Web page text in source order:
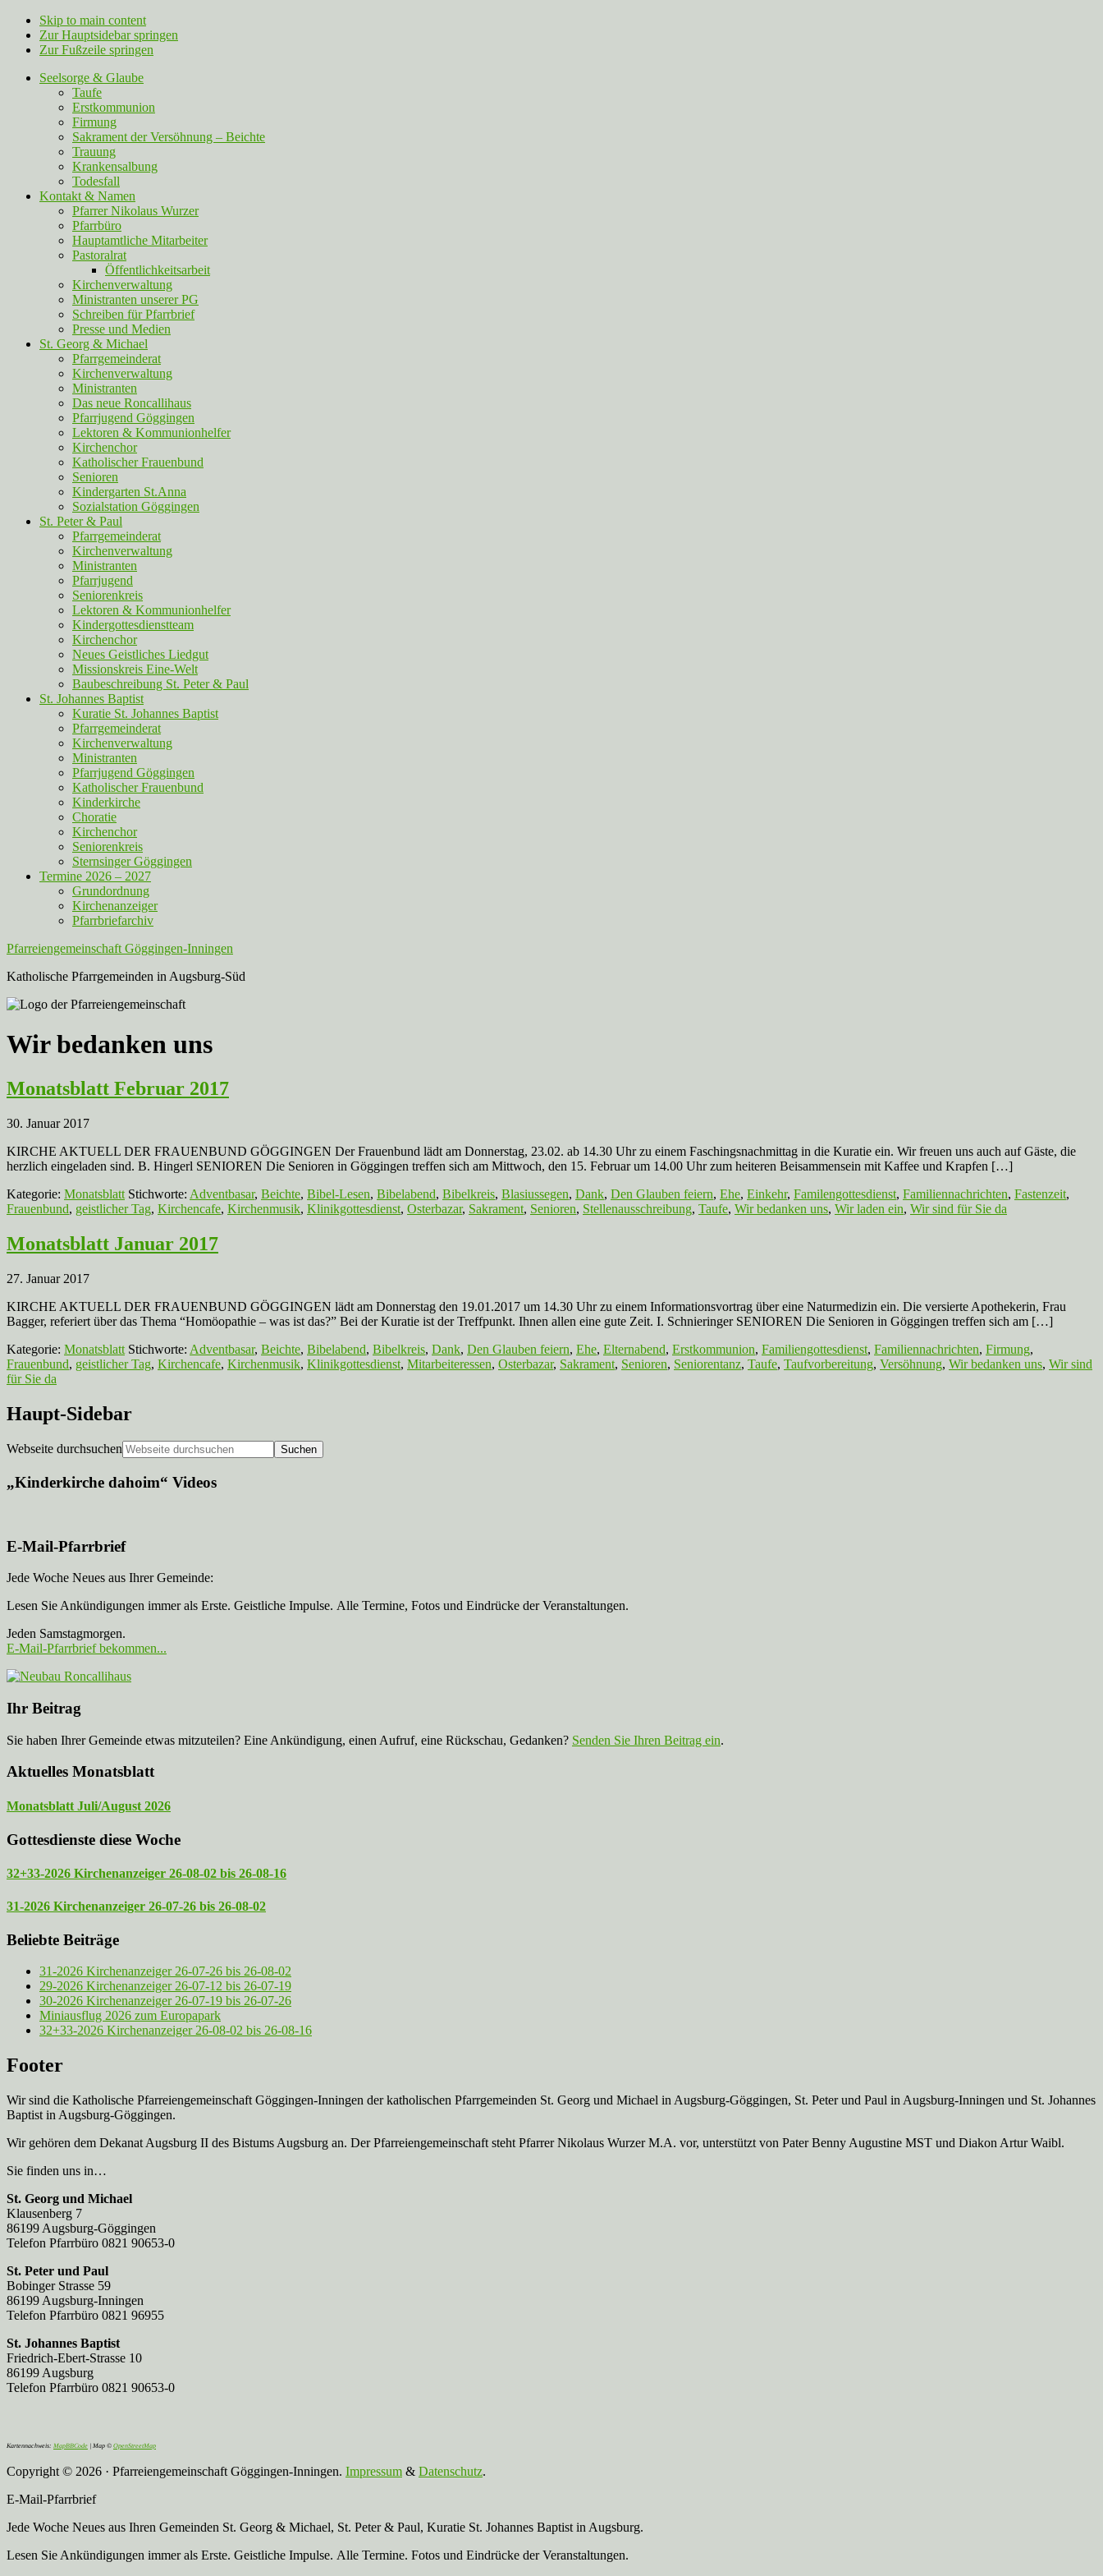
Skip to main content
Zur Hauptsidebar springen
Zur Fußzeile springen
Seelsorge & Glaube
Taufe
Erstkommunion
Firmung
Sakrament der Versöhnung – Beichte
Trauung
Krankensalbung
Todesfall
Kontakt & Namen
Pfarrer Nikolaus Wurzer
Pfarrbüro
Hauptamtliche Mitarbeiter
Pastoralrat
Öffentlichkeitsarbeit
Kirchenverwaltung
Ministranten unserer PG
Schreiben für Pfarrbrief
Presse und Medien
St. Georg & Michael
Pfarrgemeinderat
Kirchenverwaltung
Ministranten
Das neue Roncallihaus
Pfarrjugend Göggingen
Lektoren & Kommunionhelfer
Kirchenchor
Katholischer Frauenbund
Senioren
Kindergarten St.Anna
Sozialstation Göggingen
St. Peter & Paul
Pfarrgemeinderat
Kirchenverwaltung
Ministranten
Pfarrjugend
Seniorenkreis
Lektoren & Kommunionhelfer
Kindergottesdienstteam
Kirchenchor
Neues Geistliches Liedgut
Missionskreis Eine-Welt
Baubeschreibung St. Peter & Paul
St. Johannes Baptist
Kuratie St. Johannes Baptist
Pfarrgemeinderat
Kirchenverwaltung
Ministranten
Pfarrjugend Göggingen
Katholischer Frauenbund
Kinderkirche
Choratie
Kirchenchor
Seniorenkreis
Sternsinger Göggingen
Termine 2026 – 2027
Grundordnung
Kirchenanzeiger
Pfarrbriefarchiv
Pfarreiengemeinschaft Göggingen-Inningen
Katholische Pfarrgemeinden in Augsburg-Süd
Wir bedanken uns
Monatsblatt Februar 2017
30. Januar 2017
KIRCHE AKTUELL DER FRAUENBUND GÖGGINGEN Der Frauenbund lädt am Donnerstag, 23.02. ab 14.30 Uhr zu einem Faschingsnachmittag in die Kuratie ein. Wir freuen uns auch auf Gäste, die
herzlich eingeladen sind. B. Hingerl SENIOREN Die Senioren in Göggingen treffen sich am Mittwoch, den 15. Februar um 14.00 Uhr zum heiteren Beisammensein mit Kaffee und Krapfen […]
Kategorie: Monatsblatt Stichworte: Adventbasar, Beichte, Bibel-Lesen, Bibelabend, Bibelkreis, Blasiussegen, Dank, Den Glauben feiern, Ehe, Einkehr, Familengottesdienst, Familiennachrichten, Fastenzeit,
Frauenbund, geistlicher Tag, Kirchencafe, Kirchenmusik, Klinikgottesdienst, Osterbazar, Sakrament, Senioren, Stellenausschreibung, Taufe, Wir bedanken uns, Wir laden ein, Wir sind für Sie da
Monatsblatt Januar 2017
27. Januar 2017
KIRCHE AKTUELL DER FRAUENBUND GÖGGINGEN lädt am Donnerstag den 19.01.2017 um 14.30 Uhr zu einem Informationsvortrag über eine Naturmedizin ein. Die versierte Apothekerin, Frau
Bagger, referiert über das Thema “Homöopathie – was ist das?” Bei der Kuratie ist der Treffpunkt. Ihnen allen eine gute Zeit. I. Schnieringer SENIOREN Die Senioren in Göggingen treffen sich am […]
Kategorie: Monatsblatt Stichworte: Adventbasar, Beichte, Bibelabend, Bibelkreis, Dank, Den Glauben feiern, Ehe, Elternabend, Erstkommunion, Familiengottesdienst, Familiennachrichten, Firmung,
Frauenbund, geistlicher Tag, Kirchencafe, Kirchenmusik, Klinikgottesdienst, Mitarbeiteressen, Osterbazar, Sakrament, Senioren, Seniorentanz, Taufe, Taufvorbereitung, Versöhnung, Wir bedanken uns, Wir sind
für Sie da
Haupt-Sidebar
Webseite durchsuchen
„Kinderkirche dahoim“ Videos
E-Mail-Pfarrbrief
Jede Woche Neues aus Ihrer Gemeinde:
Lesen Sie Ankündigungen immer als Erste. Geistliche Impulse. Alle Termine, Fotos und Eindrücke der Veranstaltungen.
Jeden Samstagmorgen.
E-Mail-Pfarrbrief bekommen...
Ihr Beitrag
Sie haben Ihrer Gemeinde etwas mitzuteilen? Eine Ankündigung, einen Aufruf, eine Rückschau, Gedanken? Senden Sie Ihren Beitrag ein.
Aktuelles Monatsblatt
Monatsblatt Juli/August 2026
Gottesdienste diese Woche
32+33-2026 Kirchenanzeiger 26-08-02 bis 26-08-16
31-2026 Kirchenanzeiger 26-07-26 bis 26-08-02
Beliebte Beiträge
31-2026 Kirchenanzeiger 26-07-26 bis 26-08-02
29-2026 Kirchenanzeiger 26-07-12 bis 26-07-19
30-2026 Kirchenanzeiger 26-07-19 bis 26-07-26
Miniausflug 2026 zum Europapark
32+33-2026 Kirchenanzeiger 26-08-02 bis 26-08-16
Footer
Wir sind die Katholische Pfarreien­gemeinschaft Göggingen-Inningen der katholischen Pfarrgemeinden St. Georg und Michael in Augsburg-Göggingen, St. Peter und Paul in Augsburg-Inningen und St. Johannes
Baptist in Augsburg-Göggingen.
Wir gehören dem Dekanat Augsburg II des Bistums Augsburg an. Der Pfarreien­gemeinschaft steht Pfarrer Nikolaus Wurzer M.A. vor, unterstützt von Pater Benny Augustine MST und Diakon Artur Waibl.
Sie finden uns in…
St. Georg und Michael
Klausenberg 7
86199 Augsburg-Göggingen
Telefon Pfarrbüro 0821 90653-0
St. Peter und Paul
Bobinger Strasse 59
86199 Augsburg-Inningen
Telefon Pfarrbüro 0821 96955
St. Johannes Baptist
Friedrich-Ebert-Strasse 10
86199 Augsburg
Telefon Pfarrbüro 0821 90653-0
Kartennachweis: MapBBCode | Map © OpenStreetMap
Copyright © 2026 · Pfarreiengemeinschaft Göggingen-Inningen. Impressum & Datenschutz.
E-Mail-Pfarrbrief
Jede Woche Neues aus Ihren Gemeinden St. Georg & Michael, St. Peter & Paul, Kuratie St. Johannes Baptist in Augsburg.
Lesen Sie Ankündigungen immer als Erste. Geistliche Impulse. Alle Termine. Fotos und Eindrücke der Veranstaltungen.